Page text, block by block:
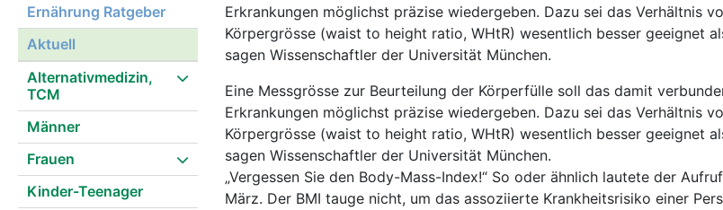
Ernährung Ratgeber
Aktuell
Alternativmedizin,
TCM
Männer
Frauen
Kinder-Teenager
Erkrankungen möglichst präzise wiedergeben. Dazu sei das Verhältnis
Körpergrösse (waist to height ratio, WHtR) wesentlich besser geeignet
sagen Wissenschaftler der Universität München.
Eine Messgrösse zur Beurteilung der Körperfülle soll das damit
Erkrankungen möglichst präzise wiedergeben. Dazu sei das Verhältnis
Körpergrösse (waist to height ratio, WHtR) wesentlich besser geeignet
sagen Wissenschaftler der Universität München.
„Vergessen Sie den Body-Mass-Index!“ So oder ähnlich lautete der
März. Der BMI tauge nicht, um das assoziierte Krankheitsrisiko einer